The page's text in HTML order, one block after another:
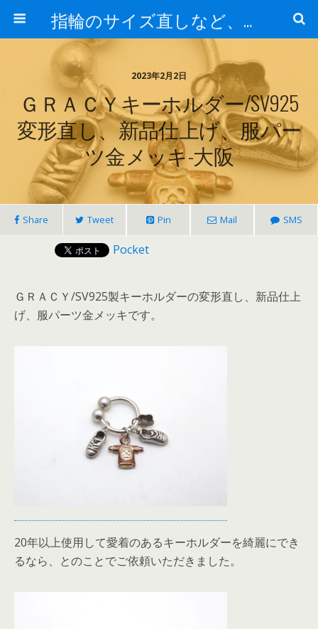
指輪のサイズ直しなど、アクセサリーの修理実例集
2023年2月2日
ＧＲＡＣＹキーホルダー/SV925
変形直し、新品仕上げ、服パー
ツ金メッキ-大阪
Share Tweet Pin Mail SMS
Pocket
ＧＲＡＣＹ/SV925製キーホルダーの変形直し、新品仕上
げ、服パーツ金メッキです。
20年以上使用して愛着のあるキーホルダーを綺麗にでき
るなら、とのことでご依頼いただきました。